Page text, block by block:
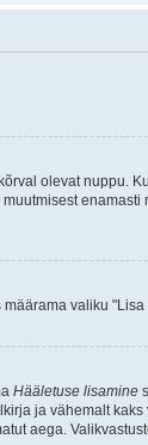
olevat nuppu.
valiku "Lisa
Hääletuse lisamine
ja vähemalt
aega.